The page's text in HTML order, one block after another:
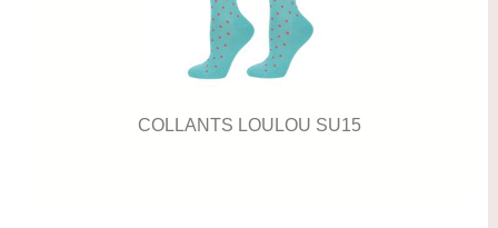
COLLANTS LOULOU SU15